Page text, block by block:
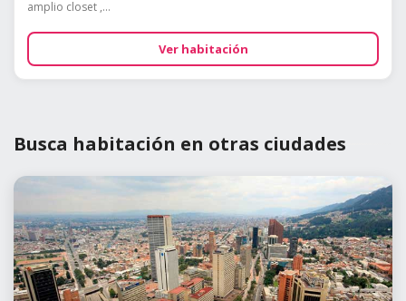
amplio closet ,...
Ver habitación
Busca habitación en otras ciudades